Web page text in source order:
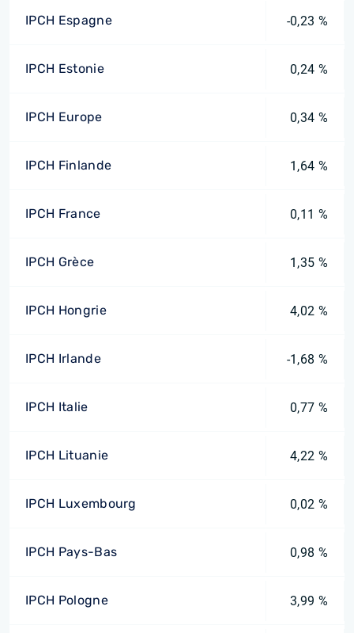
IPCH Espagne -0,23 %
IPCH Estonie 0,24 %
IPCH Europe 0,34 %
IPCH Finlande 1,64 %
IPCH France 0,11 %
IPCH Grèce 1,35 %
IPCH Hongrie 4,02 %
IPCH Irlande -1,68 %
IPCH Italie 0,77 %
IPCH Lituanie 4,22 %
IPCH Luxembourg 0,02 %
IPCH Pays-Bas 0,98 %
IPCH Pologne 3,99 %